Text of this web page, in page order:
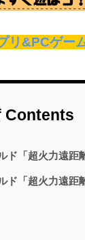
リ&PCゲー
Contents
ド「超火力遠距
ド「超火力遠距